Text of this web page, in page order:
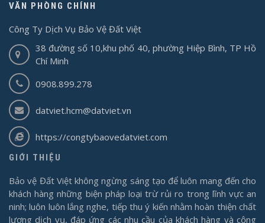
VĂN PHÒNG CHÍNH
Công Ty Dịch Vụ Bảo Vệ Đất Việt
38 đường số 10,khu phố 40, phường Hiệp Bình, TP Hồ
Chí Minh
0908.899.278
datviet.hcm@datviet.vn
https://congtybaovedatviet.com
GIỚI THIỆU
Bảo vệ Đất Việt không ngừng sáng tạo để luôn mang đến cho
khách hàng những biện pháp loại trừ rủi ro trong lĩnh vực an
ninh; luôn luôn lắng nghe, tiếp thu ý kiến nhằm hoàn thiện chất
lượng dịch vụ, đáp ứng các nhu cầu của khách hàng và cộng